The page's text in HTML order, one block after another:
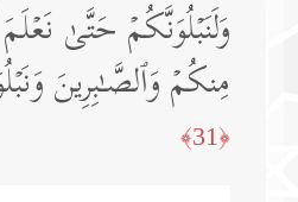
وَلَنَبۡلُوَنَّكُمۡ حَتَّىٰ
مِنكُمۡ وَٱلصَّـٰبِرِینَ
﴿31﴾